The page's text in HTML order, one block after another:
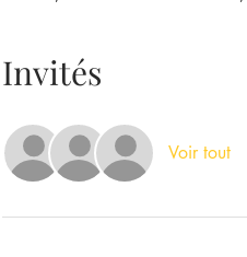
Invités
Voir tout